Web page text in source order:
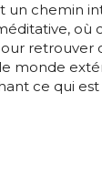
un chemin
où
retrouver
monde
ce qui est